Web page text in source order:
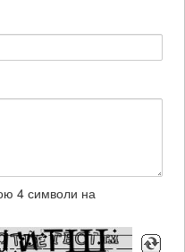
4 символи на